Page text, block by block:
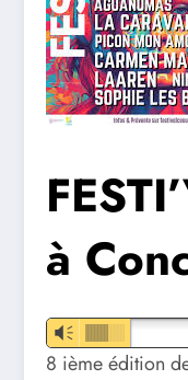
à
Vm
8 ième édition